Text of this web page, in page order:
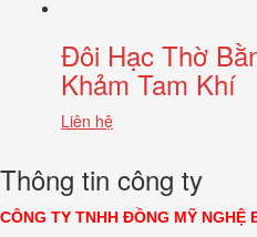
Đôi Hạc Thờ
Khảm Tam Khí
Liên hệ
Thông tin công ty
CÔNG TY TNHH ĐỒNG MỸ NGHỆ